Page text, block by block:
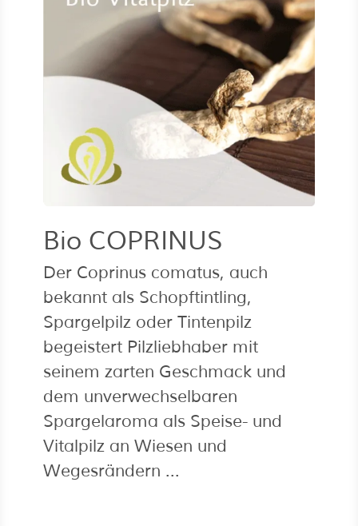
Bio COPRINUS
Der Coprinus comatus, auch
bekannt als Schopftintling,
Spargelpilz oder Tintenpilz
begeistert Pilzliebhaber mit
seinem zarten Geschmack und
dem unverwechselbaren
Spargelaroma als Speise- und
Vitalpilz an Wiesen und
Wegesrändern ...